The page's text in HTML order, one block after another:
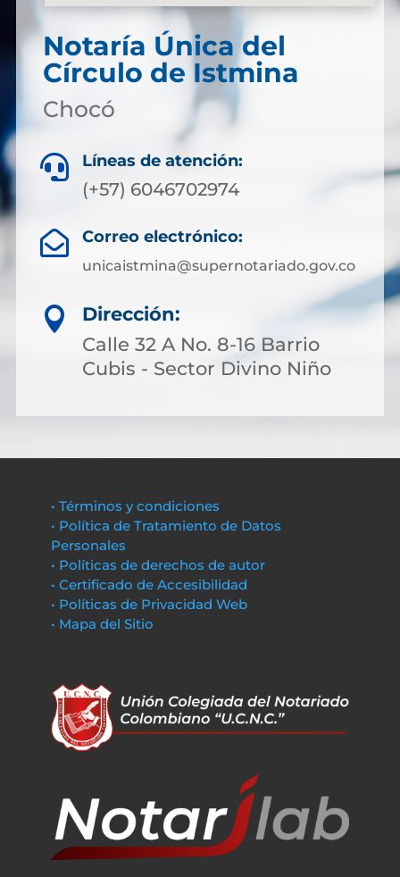
Notaría Única del
Círculo de Istmina
Chocó
 Líneas de atención:
(+57) 6046702974
 Correo electrónico:
unicaistmina@supernotariado.gov.co

Dirección:
Calle 32 A No. 8-16 Barrio
Cubis - Sector Divino Niño
• Términos y condiciones
• Política de Tratamiento de Datos
Personales
• Políticas de derechos de autor
• Certificado de Accesibilidad
• Políticas de Privacidad Web
• Mapa del Sitio